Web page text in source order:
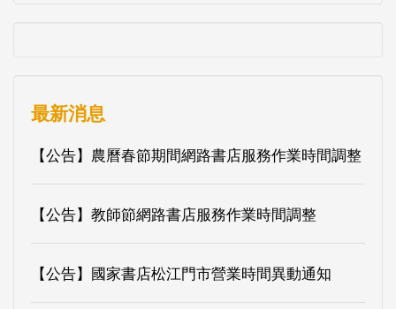
最新消息
【公告】農曆春節期間網路書店服務作業時間調整
【公告】教師節網路書店服務作業時間調整
【公告】國家書店松江門市營業時間異動通知